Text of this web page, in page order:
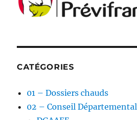
CATÉGORIES
01 – Dossiers chauds
02 – Conseil Départemental